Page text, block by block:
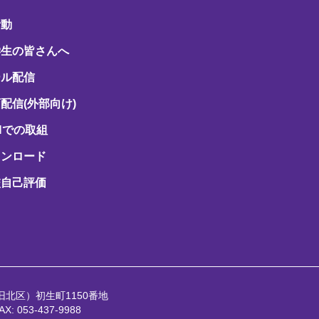
の皆さんへ
配信
信(外部向け)
の取組
ロード
己評価
北区）初生町1150番地
053-437-9988